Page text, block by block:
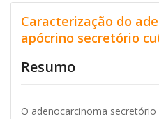
Caracterização do
apócrino secretório
Resumo
O adenocarcinoma